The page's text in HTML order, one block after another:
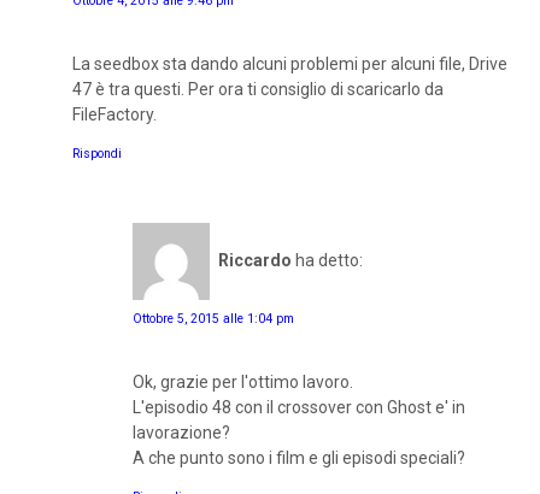
La seedbox sta dando alcuni problemi per alcuni file, Drive
47 è tra questi. Per ora ti consiglio di scaricarlo da
FileFactory.
Rispondi
Riccardo ha detto:
Ottobre 5, 2015 alle 1:04 pm
Ok, grazie per l'ottimo lavoro.
L'episodio 48 con il crossover con Ghost e' in
lavorazione?
A che punto sono i film e gli episodi speciali?